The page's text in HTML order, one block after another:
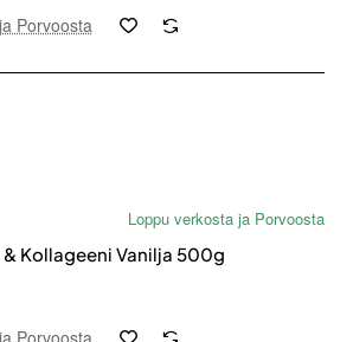
Porvoosta
Loppu verkosta ja Porvoosta
Kollageeni Vanilja 500g
Porvoosta